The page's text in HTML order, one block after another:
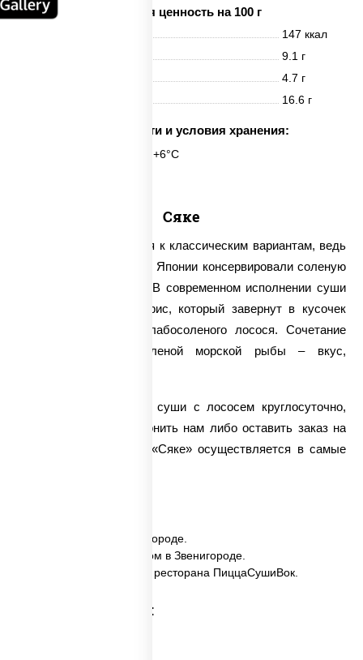
Пищевая ценность на 100 г
147 ккал
9.1 г
4.7 г
16.6 г
Срок годности и условия хранения:
6 часов при t° от +2°C до +6°C
Сяке
Суши «Сяке» относятся к классическим вариантам, ведь
много столетий назад в Японии консервировали соленую
рыбу именно с рисом. В современном исполнении суши
«Сяке» выглядят как рис, который завернут в кусочек
невероятно нежного слабосоленого лосося. Сочетание
пресного риса и соленой морской рыбы – вкус,
У нас можно заказать суши с лососем круглосуточно,
достаточно лишь позвонить нам либо оставить заказ на
сайте. Доставка суши «Сяке» осуществляется в самые
✅ Сяке заказать в Звенигороде.
✅ Сяке с доставкой на дом в Звенигороде.
✅ Сяке в Звенигороде из ресторана ПиццаСушиВок.
Категории товара: